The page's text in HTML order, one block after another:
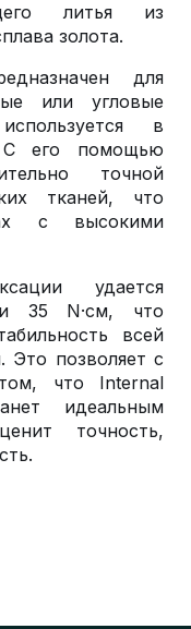
литья из
золота.
для
или угловые
в
С его помощью
точной
тканей, что
с высокими
удается
35 N·см, что
всей
Это позволяет с
что Internal
идеальным
точность,